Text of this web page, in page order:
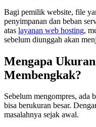
Bagi pemilik website, file
penyimpanan dan beban
atas layanan web hosting,
sebelum diunggah akan
Mengapa
Membengkak?
Sebelum mengompres, ada
bisa berukuran besar.
masalahnya sejak awal.